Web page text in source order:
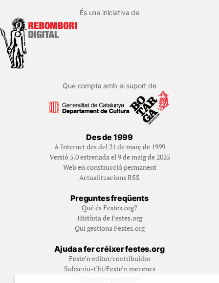
És una iniciativa de
Que compta amb el suport de
Des de 1999
A Internet des del 21 de març de 1999
Versió 5.0 estrenada el 9 de maig de 2025
Web en construcció permanent
Actualitzacions RSS
Preguntes freqüents
Qué és Festes.org?
Història de Festes.org
Qui gestiona Festes.org
Ajuda a fer créixer festes.org
Feste’n editor/contribuidor
Subscriu-t’hi/Feste’n mecenes